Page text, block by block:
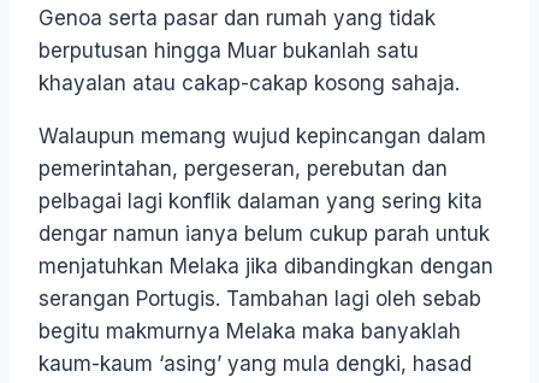
Genoa serta pasar dan rumah yang tidak
berputusan hingga Muar bukanlah satu
khayalan atau cakap-cakap kosong sahaja.
Walaupun memang wujud kepincangan dalam
pemerintahan, pergeseran, perebutan dan
pelbagai lagi konflik dalaman yang sering kita
dengar namun ianya belum cukup parah untuk
menjatuhkan Melaka jika dibandingkan dengan
serangan Portugis. Tambahan lagi oleh sebab
begitu makmurnya Melaka maka banyaklah
kaum-kaum ‘asing’ yang mula dengki, hasad